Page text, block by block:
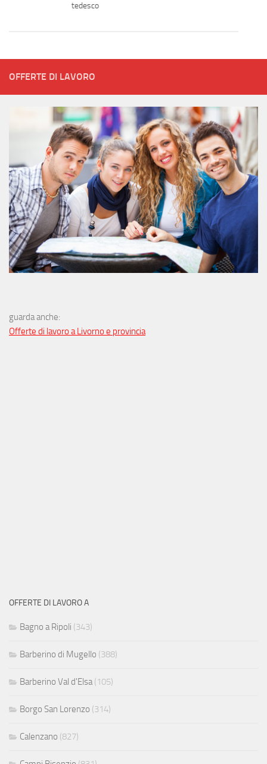
tedesco
OFFERTE DI LAVORO
guarda anche:
Offerte di lavoro a Livorno e provincia
OFFERTE DI LAVORO A
Bagno a Ripoli (343)
Barberino di Mugello (388)
Barberino Val d'Elsa(105)
Borgo San Lorenzo (314)
Calenzano (827)